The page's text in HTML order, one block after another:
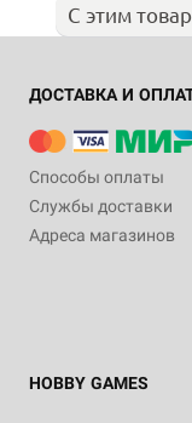
С этим
ДОСТАВКА И
Способы оплаты
Службы доставки
Адреса магазинов
HOBBY GAMES